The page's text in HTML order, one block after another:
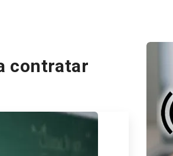
contratar